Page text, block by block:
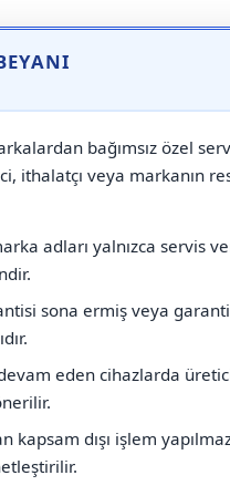
bağımsız özel
ithalatçı veya markanın
adları yalnızca servis
sona ermiş veya garanti
eden cihazlarda
kapsam dışı işlem
⚠️ Markadan
Airfel Servisi